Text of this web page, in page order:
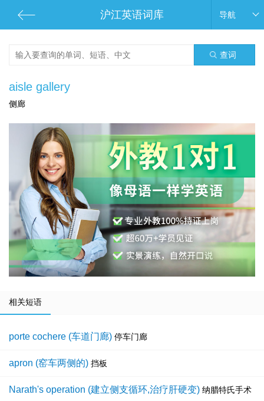
沪江英语词库 导航
查词
aisle gallery
侧廊
相关短语
porte cochere (车道门廊) 停车门廊
apron (窑车两侧的) 挡板
Narath's operation (建立侧支循环,治疗肝硬变) 纳腊特氏手术